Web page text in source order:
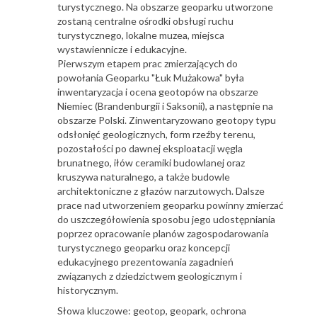
turystycznego. Na obszarze geoparku utworzone
zostaną centralne ośrodki obsługi ruchu
turystycznego, lokalne muzea, miejsca
wystawiennicze i edukacyjne.
Pierwszym etapem prac zmierzających do
powołania Geoparku "Łuk Mużakowa" była
inwentaryzacja i ocena geotopów na obszarze
Niemiec (Brandenburgii i Saksonii), a następnie na
obszarze Polski. Zinwentaryzowano geotopy typu
odsłonięć geologicznych, form rzeźby terenu,
pozostałości po dawnej eksploatacji węgla
brunatnego, iłów ceramiki budowlanej oraz
kruszywa naturalnego, a także budowle
architektoniczne z głazów narzutowych. Dalsze
prace nad utworzeniem geoparku powinny zmierzać
do uszczegółowienia sposobu jego udostępniania
poprzez opracowanie planów zagospodarowania
turystycznego geoparku oraz koncepcji
edukacyjnego prezentowania zagadnień
związanych z dziedzictwem geologicznym i
historycznym.
Słowa kluczowe: geotop, geopark, ochrona